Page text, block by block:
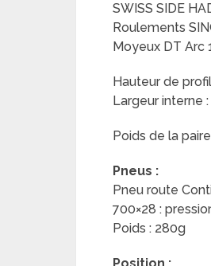
SWISS SIDE
Roulements
Moyeux DT Arc
Hauteur de
Largeur interne
Poids de la
Pneus :
Pneu route
700×28 :
Poids : 280g